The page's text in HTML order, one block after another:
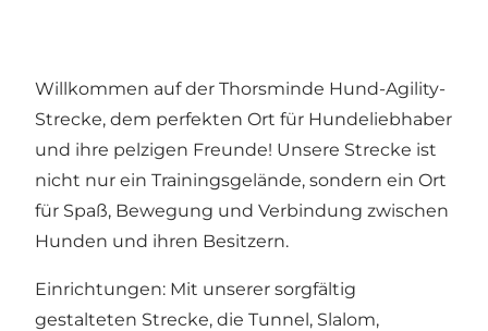
Willkommen auf der Thorsminde Hund-Agility-
Strecke, dem perfekten Ort für Hundeliebhaber
und ihre pelzigen Freunde! Unsere Strecke ist
nicht nur ein Trainingsgelände, sondern ein Ort
für Spaß, Bewegung und Verbindung zwischen
Hunden und ihren Besitzern.
Einrichtungen: Mit unserer sorgfältig
gestalteten Strecke, die Tunnel, Slalom,